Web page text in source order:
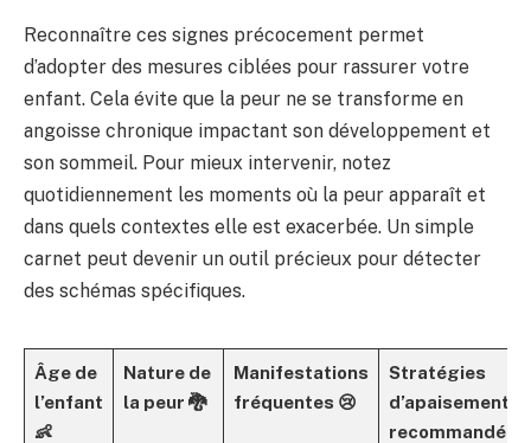
Reconnaître ces signes précocement permet
d’adopter des mesures ciblées pour rassurer votre
enfant. Cela évite que la peur ne se transforme en
angoisse chronique impactant son développement et
son sommeil. Pour mieux intervenir, notez
quotidiennement les moments où la peur apparaît et
dans quels contextes elle est exacerbée. Un simple
carnet peut devenir un outil précieux pour détecter
des schémas spécifiques.
Âge de
l’enfant
👶
Nature de
la peur 🐉
Manifestations
fréquentes 😢
Stratégies
d’apaisement
recommandées